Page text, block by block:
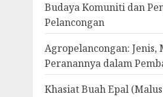
Budaya Komuniti dan
Pelancongan
Agropelancongan: Jenis,
Peranannya dalam
Khasiat Buah Epal